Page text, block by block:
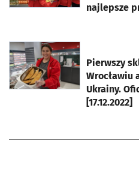
najlepsze
Pierwszy
Wrocławiu
Ukrainy.
[17.12.2022]
otworzy się w nowej karcie